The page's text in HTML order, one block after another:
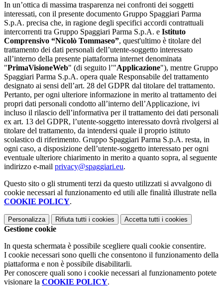
In un’ottica di massima trasparenza nei confronti dei soggetti
interessati, con il presente documento Gruppo Spaggiari Parma
S.p.A. precisa che, in ragione degli specifici accordi contrattuali
intercorrenti tra Gruppo Spaggiari Parma S.p.A. e Istituto
Comprensivo “Nicolò Tommaseo”, quest'ultimo è titolare del
trattamento dei dati personali dell’utente-soggetto interessato
all’interno della presente piattaforma internet denominata
"PrimaVisioneWeb" (di seguito l’"Applicazione"), mentre Gruppo
Spaggiari Parma S.p.A. opera quale Responsabile del trattamento
designato ai sensi dell’art. 28 del GDPR dal titolare del trattamento.
Pertanto, per ogni ulteriore informazione in merito al trattamento dei
propri dati personali condotto all’interno dell’Applicazione, ivi
incluso il rilascio dell’informativa per il trattamento dei dati personali
ex art. 13 del GDPR, l’utente-soggetto interessato dovrà rivolgersi al
titolare del trattamento, da intendersi quale il proprio istituto
scolastico di riferimento. Gruppo Spaggiari Parma S.p.A. resta, in
ogni caso, a disposizione dell’utente-soggetto interessato per ogni
eventuale ulteriore chiarimento in merito a quanto sopra, al seguente
indirizzo e-mail privacy@spaggiari.eu.
Questo sito o gli strumenti terzi da questo utilizzati si avvalgono di
cookie necessari al funzionamento ed utili alle finalità illustrate nella
COOKIE POLICY.
Personalizza Rifiuta tutti i cookies Accetta tutti i cookies
Gestione cookie
In questa schermata è possibile scegliere quali cookie consentire.
I cookie necessari sono quelli che consentono il funzionamento della
piattaforma e non è possibile disabilitarli.
Per conoscere quali sono i cookie necessari al funzionamento potete
visionare la COOKIE POLICY.